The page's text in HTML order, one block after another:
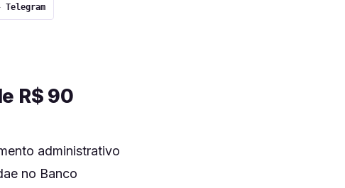
Telegram
R$ 90
administrativo
no Banco